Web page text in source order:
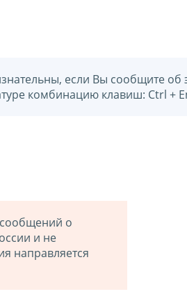
если Вы сообщите об
комбинацию клавиш: Ctrl +
о
и не
направляется